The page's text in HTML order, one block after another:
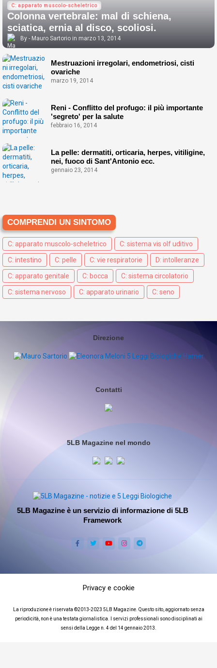
C: apparato muscolo-scheletrico
Colonna vertebrale: mal di schiena,
sciatica, ernia al disco, scoliosi.
Mauro Sartorio marzo 13, 2014
Mestruazioni irregolari, endometriosi, cisti
ovariche
marzo 19, 2014
Reni - Conflitto del profugo: il più importante
'segreto' per la salute
febbraio 16, 2014
La pelle: dermatiti, orticaria, herpes, vitiligine,
nei, fuoco di Sant'Antonio ecc.
gennaio 23, 2014
COMPRENDI UN SINTOMO
C: apparato muscolo-scheletrico C: sistema vis olf uditivo
C: intestino C: pelle C: vie respiratorie D: intolleranze
C: apparato genitale C: bocca C: sistema circolatorio
C: sistema nervoso C: apparato urinario C: seno
Direzione
Contatti
5LB Magazine nel mondo
5LB Magazine è un servizio di informazione di 5LB
Framework
La riproduzione è riservata ©2013-2023 5LB Magazine. Questo sito, aggiornato senza
periodicità, non è una testata giornalistica. I servizi professionali sono disciplinati ai
sensi della Legge n. 4 del 14 gennaio 2013.
Privacy e cookie